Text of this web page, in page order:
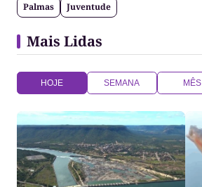
Palmas Juventude
Mais Lidas
HOJE SEMANA MÊS